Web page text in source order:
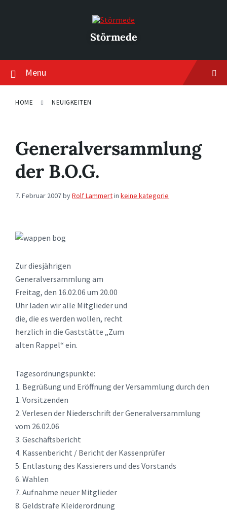
Störmede
Menu
HOME NEUIGKEITEN
Generalversammlung
der B.O.G.
7. Februar 2007byRolf Lammertin keine kategorie
Zur diesjährigen
Generalversammlung am
Freitag, den 16.02.06 um 20.00
Uhr laden wir alle Mitglieder und
die, die es werden wollen, recht
herzlich in die Gaststätte „Zum
alten Rappel“ ein.
Tagesordnungspunkte:
1. Begrüßung und Eröffnung der Versammlung durch den
1. Vorsitzenden
2. Verlesen der Niederschrift der Generalversammlung
vom 26.02.06
3. Geschäftsbericht
4. Kassenbericht / Bericht der Kassenprüfer
5. Entlastung des Kassierers und des Vorstands
6. Wahlen
7. Aufnahme neuer Mitglieder
8. Geldstrafe Kleiderordnung